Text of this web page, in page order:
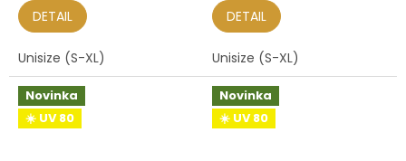
DETAIL
Unisize (S-XL)
DETAIL
Unisize (S-XL)
Novinka
☀️ UV 80
Novinka
☀️ UV 80